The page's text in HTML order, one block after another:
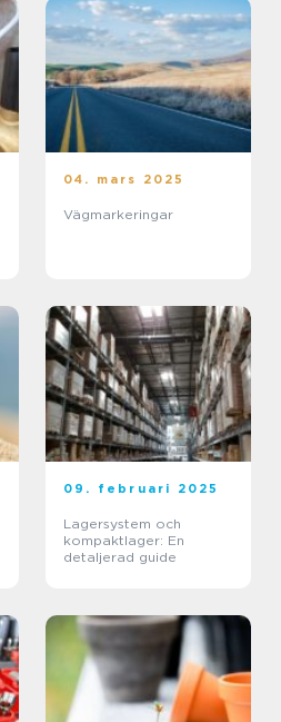
04. mars 2025
Vägmarkeringar
09. februari 2025
Lagersystem och
kompaktlager: En
detaljerad guide